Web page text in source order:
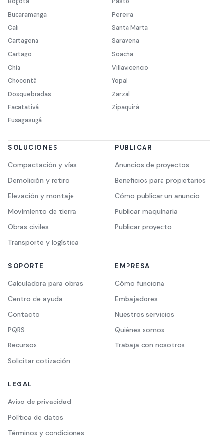
Bucaramanga
Cali
Cartagena
Cartago
Chía
Chocontá
Dosquebradas
Facatativá
Fusagasugá
Pereira
Santa Marta
Saravena
Soacha
Villavicencio
Yopal
Zarzal
Zipaquirá
SOLUCIONES
Compactación y vías
Demolición y retiro
Elevación y montaje
Movimiento de tierra
Obras civiles
Transporte y logística
PUBLICAR
Anuncios de proyectos
Beneficios para propietarios
Cómo publicar un anuncio
Publicar maquinaria
Publicar proyecto
SOPORTE
Calculadora para obras
Centro de ayuda
Contacto
PQRS
Recursos
Solicitar cotización
EMPRESA
Cómo funciona
Embajadores
Nuestros servicios
Quiénes somos
Trabaja con nosotros
LEGAL
Aviso de privacidad
Política de datos
Términos y condiciones